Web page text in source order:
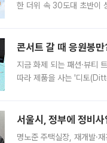
한 더위 속 30도대 초반이
콘서트 갈 때 응원봉
지금 화제 되는 패션·뷰티
따라 제품을 사는 '디토
서울시, 정부에 정비
명노준 주택실장, 재개발·